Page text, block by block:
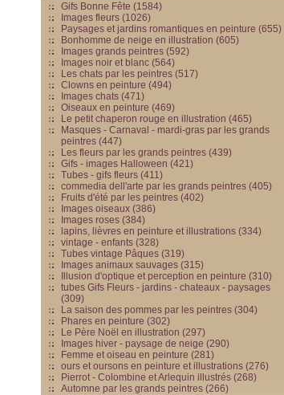
Gifs Bonne Fête (1584)
Images fleurs (1026)
Paysages et jardins romantiques en peinture (655)
Bonhomme de neige en illustration (605)
Images grands peintres (592)
Images noir et blanc (564)
Les chats par les peintres (517)
Clowns en peinture (494)
Images chats (471)
Oiseaux en peinture (469)
Le petit chaperon rouge en illustration (465)
Masques - Carnaval - mardi-gras par les grands
peintres (447)
Les fleurs par les grands peintres (439)
Gifs - images Halloween (421)
Tubes - gifs fleurs (411)
commedia dell'arte par les grands peintres (405)
Fruits d'été par les peintres (402)
Images oiseaux (386)
Images roses (384)
lapins, lièvres en peinture et illustrations (334)
vintage - enfants (328)
Tubes vintage Pâques (319)
Images animaux sauvages (315)
Illusion d'optique et perception en peinture (310)
tubes Gifs Fleurs - jardins - chateaux - paysages
(309)
La saison des pommes par les peintres (304)
Phares en peinture (302)
Le Père Noël en illustration (297)
Images hiver - paysage de neige (290)
Femme et oiseau en peinture (281)
ours et oursons en peinture et illustrations (276)
Pierrot - Colombine et Arlequin illustrés (268)
Automne par les grands peintres (266)